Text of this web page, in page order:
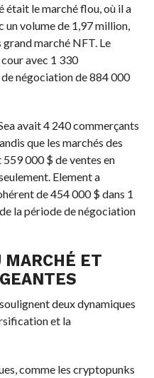
était le marché flou, où il a
volume de 1,97 million,
marché NFT. Le
avec 1 330
négociation de 884 000
avait 4 240 commerçants
que les marchés des
000 $ de ventes en
Element a
de 454 000 $ dans 1
la période de négociation
MARCHÉ ET
deux dynamiques
et la
comme les cryptopunks